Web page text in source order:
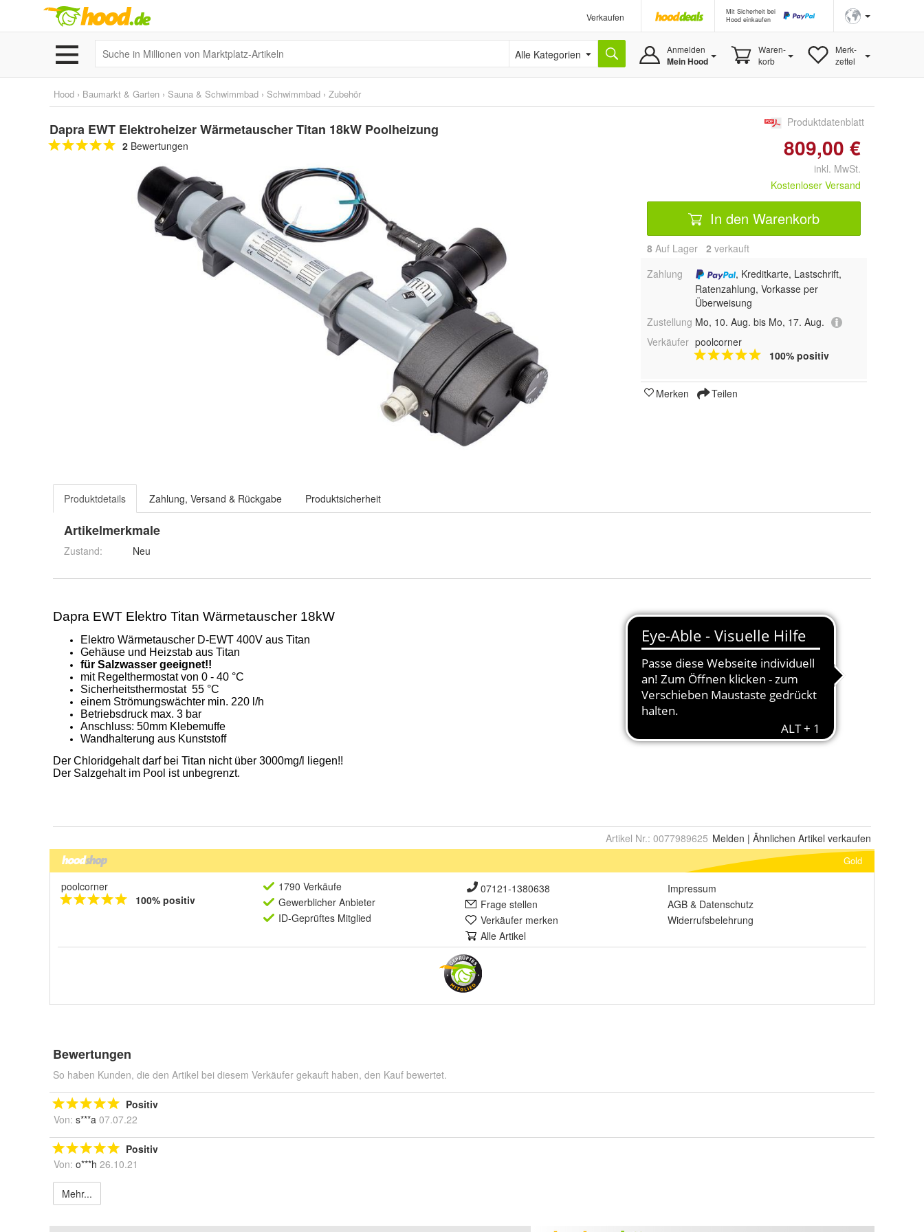
Verkaufen
Mit Sicherheit bei
Hood einkaufen
Alle Kategorien Anmelden
Mein Hood
Waren-
korb
Merk-
zettel
Hood › Baumarkt & Garten › Sauna & Schwimmbad › Schwimmbad › Zubehör
Dapra EWT Elektroheizer Wärmetauscher Titan 18kW Poolheizung
2 Bewertungen
Produktdatenblatt
809,00 €
inkl. MwSt.
Kostenloser Versand
In den Warenkorb
8 Auf Lager 2 verkauft
Zahlung
, Kreditkarte, Lastschrift,
Ratenzahlung, Vorkasse per
Überweisung
Zustellung Mo, 10. Aug. bis Mo, 17. Aug.
Verkäufer poolcorner
100% positiv
Merken Teilen
Produktdetails Zahlung, Versand & Rückgabe Produktsicherheit
Artikelmerkmale
Zustand: Neu
Artikel Nr.: 0077989625 Melden | Ähnlichen Artikel verkaufen
Gold
poolcorner
100% positiv
1790 Verkäufe
Gewerblicher Anbieter
ID-Geprüftes Mitglied
07121-1380638
Frage stellen
Verkäufer merken
Alle Artikel
Impressum
AGB & Datenschutz
Widerrufsbelehrung
Bewertungen
So haben Kunden, die den Artikel bei diesem Verkäufer gekauft haben, den Kauf bewertet.
Positiv
Von: s***a 07.07.22
Positiv
Von: o***h 26.10.21
Mehr...